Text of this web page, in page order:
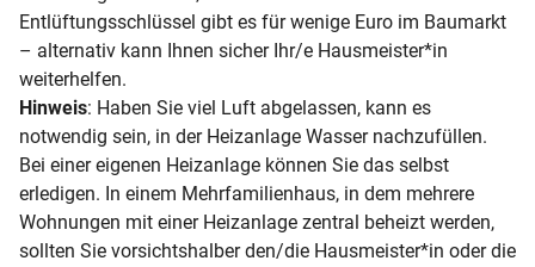
Entlüftungsschlüssel gibt es für wenige Euro im Baumarkt
– alternativ kann Ihnen sicher Ihr/e Hausmeister*in
weiterhelfen.
Hinweis: Haben Sie viel Luft abgelassen, kann es
notwendig sein, in der Heizanlage Wasser nachzufüllen.
Bei einer eigenen Heizanlage können Sie das selbst
erledigen. In einem Mehrfamilienhaus, in dem mehrere
Wohnungen mit einer Heizanlage zentral beheizt werden,
sollten Sie vorsichtshalber den/die Hausmeister*in oder die